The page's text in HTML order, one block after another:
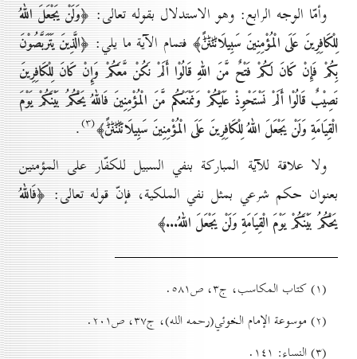
وأمّا الوجه الرابع: وهو الاستدلال بقوله تعالى: ﴿وَلَنْ يَجْعَلَ اللّٰهُ
لِلْكَافِرِينَ عَلَى الْمُؤْمِنِينَ سَبِيلَاݨݨݨݨً﴾ فتمام الآية ما يلي: ﴿الَّذِينَ يَتَرَبَّصُوْنَ
بِكُمْ فَإِنْ كَانَ لَكُمْ فَتْحٌ مَّنَ اللّٰهِ قَالُوْا أَلَمْ نَكُنْ مَّعَكُمْ وَإِنْ كَانَ لِلْكَافِرِينَ
نَصِيْبٌ قَالُوْا أَلَمْ نَسْتَحْوِذْ عَلَيْكُمْ وَنَمْنَعْكُم مَّنَ الْمُؤْمِنِينَ فَاللّٰهُ يَحْكُمُ بَيْنَكُمْ يَوْمَ
الْقِيَامَةِ وَلَنْ يَجْعَلَ اللّٰهُ لِلْكَافِرِينَ عَلَى الْمُؤْمِنِينَ سَبِيلَاݨݨݨݨݨً﴾(۳) .
ولا علاقة للآية المباركة بنفي السبيل للكفّار على المؤمنين
بعنوان حكم شرعي بمثل نفي الملكية، فإنّ قوله تعالى:﴿فَاللّٰهُ
يَحْكُمُ بَيْنَكُمْ يَوْمَ الْقِيَامَةِ وَلَنْ يَجْعَلَ اللّٰهُ...﴾
(۱) کتاب المكاسب، ج۳، ص٥۸۱.
(۲) موسوعة الإمام الخوئي(رحمه الله)، ج۳۷، ص۲٠۱.
(۳) النساء: ۱٤۱.